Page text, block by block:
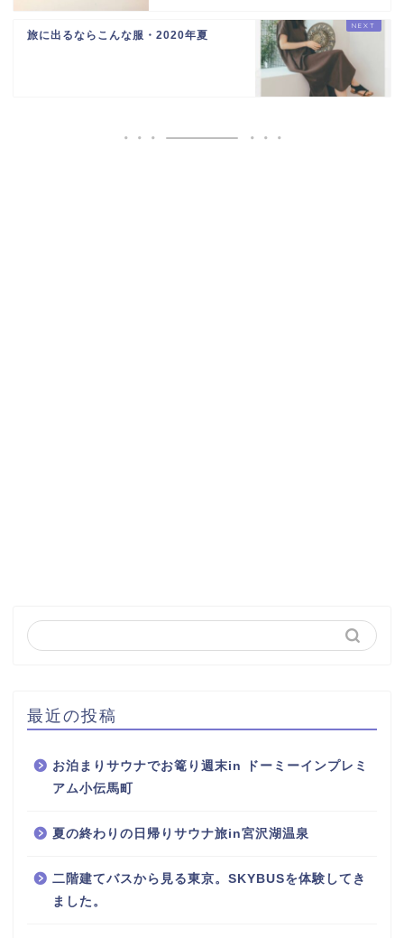
旅に出るならこんな服・2020年夏
最近の投稿
お泊まりサウナでお篭り週末in ドーミーインプレミ
アム小伝馬町
夏の終わりの日帰りサウナ旅in宮沢湖温泉
二階建てバスから見る東京。SKYBUSを体験してき
ました。